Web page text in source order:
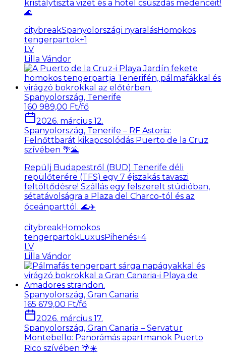
kristálytiszta vizét és a hotel csúszdás medencéit!
🌊
citybreakSpanyolországi nyaralásHomokos
tengerpartok+1
LV
Lilla Vándor
Spanyolország, Tenerife
160 989,00 Ft/fő
2026. március 12.
Spanyolország, Tenerife – RF Astoria:
Felnőttbarát kikapcsolódás Puerto de la Cruz
szívében 🌴🌋
Repülj Budapestről (BUD) Tenerife déli
repülőterére (TFS) egy 7 éjszakás tavaszi
feltöltődésre! Szállás egy felszerelt stúdióban,
sétatávolságra a Plaza del Charco-tól és az
óceánparttól. 🌊✈️
citybreakHomokos
tengerpartokLuxusPihenés+4
LV
Lilla Vándor
Spanyolország, Gran Canaria
165 679,00 Ft/fő
2026. március 17.
Spanyolország, Gran Canaria – Servatur
Montebello: Panorámás apartmanok Puerto
Rico szívében 🌴☀️